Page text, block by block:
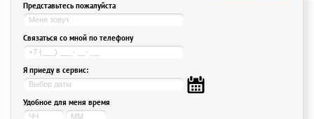
Представьтесь пожалуйста
Связаться со мной по телефону
Я приеду в сервис:
Удобное для меня время